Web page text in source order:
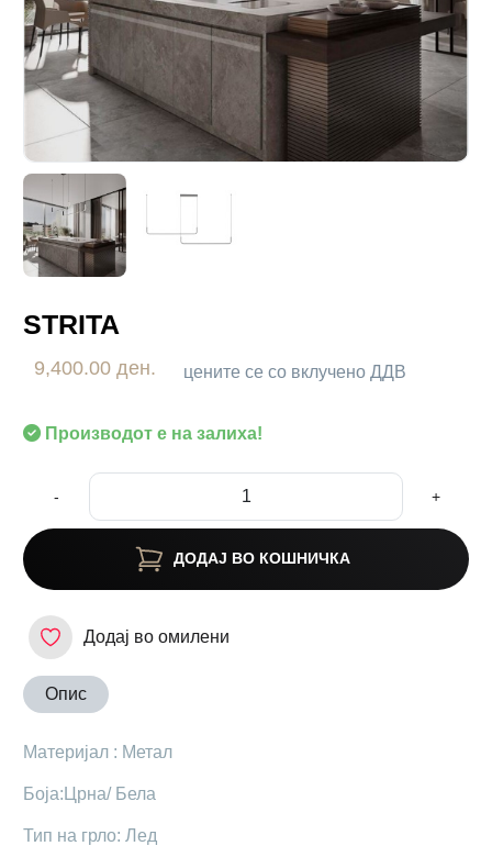
STRITA
9,400.00 ден. цените се со вклучено ДДВ
Производот е на залиха!
- +
ДОДАЈ ВО КОШНИЧКА
Додај во омилени
Опис
Материјал : Метал
Боја:Црна/ Бела
Тип на грло: Лед